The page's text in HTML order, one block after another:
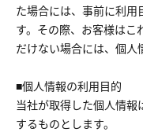
た場合には、事前に利用
す。その際、お客様はこ
だけない場合には、個人
■個人情報の利用目的
当社が取得した個人情
するものとします。